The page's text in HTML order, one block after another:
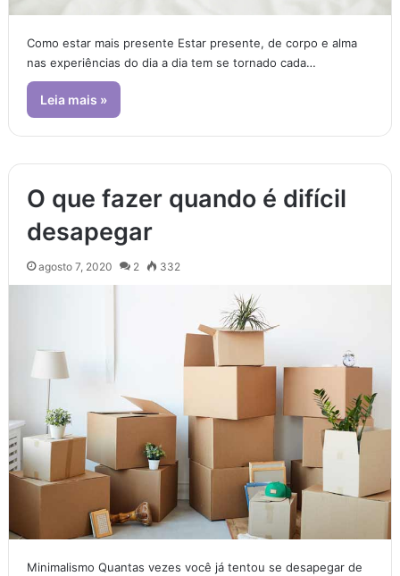
Como estar mais presente Estar presente, de corpo e alma
nas experiências do dia a dia tem se tornado cada…
Leia mais »
O que fazer quando é difícil
desapegar
agosto 7, 2020 2 332
Minimalismo Quantas vezes você já tentou se desapegar de